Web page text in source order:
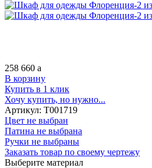
258 660 a
В корзину
Купить в 1 клик
Хочу купить, но нужно...
Артикул: Т001719
Цвет не выбран
Патина не выбрана
Ручки не выбраны
Заказать товар по своему чертежу
Выберите материал